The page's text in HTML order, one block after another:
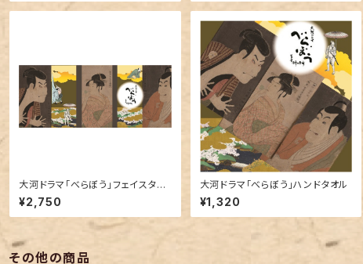
大河ドラマ「べらぼう」フェイスタオ
ル
¥2,750
大河ドラマ「べらぼう」ハンドタオル
¥1,320
その他の商品